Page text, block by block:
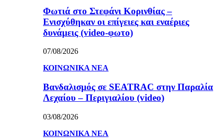
Φωτιά στο Στεφάνι Κορινθίας –
Ενισχύθηκαν οι επίγειες και εναέριες
δυνάμεις (video-φωτο)
07/08/2026
ΚΟΙΝΩΝΙΚΑ ΝΕΑ
Βανδαλισμός σε SEATRAC στην Παραλία
Λεχαίου – Περιγιαλίου (video)
03/08/2026
ΚΟΙΝΩΝΙΚΑ ΝΕΑ